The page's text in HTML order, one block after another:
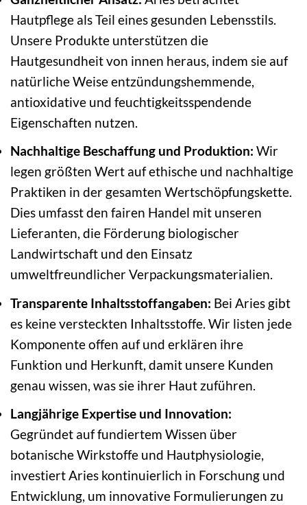
Hautpflege als Teil eines gesunden Lebensstils.
Unsere Produkte unterstützen die
Hautgesundheit von innen heraus, indem sie auf
natürliche Weise entzündungshemmende,
antioxidative und feuchtigkeitsspendende
Eigenschaften nutzen.
Nachhaltige Beschaffung und Produktion: Wir
legen größten Wert auf ethische und nachhaltige
Praktiken in der gesamten Wertschöpfungskette.
Dies umfasst den fairen Handel mit unseren
Lieferanten, die Förderung biologischer
Landwirtschaft und den Einsatz
umweltfreundlicher Verpackungsmaterialien.
Transparente Inhaltsstoffangaben: Bei Aries gibt
es keine versteckten Inhaltsstoffe. Wir listen jede
Komponente offen auf und erklären ihre
Funktion und Herkunft, damit unsere Kunden
genau wissen, was sie ihrer Haut zuführen.
Langjährige Expertise und Innovation:
Gegründet auf fundiertem Wissen über
botanische Wirkstoffe und Hautphysiologie,
investiert Aries kontinuierlich in Forschung und
Entwicklung, um innovative Formulierungen zu